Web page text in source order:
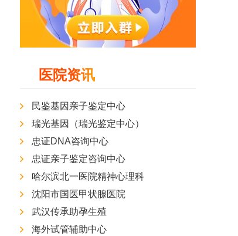
擅长：中晚期肿瘤，如肺...
专家专栏
医院资讯
民鉴基因亲子鉴定中心
瑞光基因（瑞光鉴定中心）
忠证DNA咨询中心
忠证亲子鉴定咨询中心
哈尔滨北一医院精神心理科
沈阳市国医甲状腺医院
武汉传承助孕生殖
海外试管辅助中心